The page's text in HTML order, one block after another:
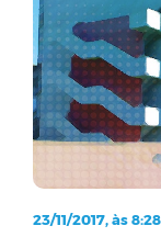
23/11/2017, às 8:28